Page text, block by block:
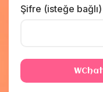
Şifre (isteğe bağlı)